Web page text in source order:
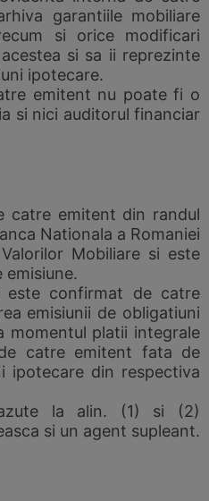
garantiile mobiliare
si orice modificari
si sa ii reprezinte
ipotecare.
emitent nu poate fi o
si nici auditorul financiar
catre emitent din randul
Nationala a Romaniei
Mobiliare si este
este confirmat de catre
emisiunii de obligatiuni
momentul platii integrale
catre emitent fata de
ipotecare din respectiva
la alin. (1) si (2)
si un agent supleant.